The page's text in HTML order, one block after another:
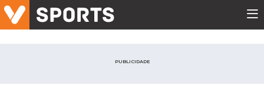
PUBLICIDADE